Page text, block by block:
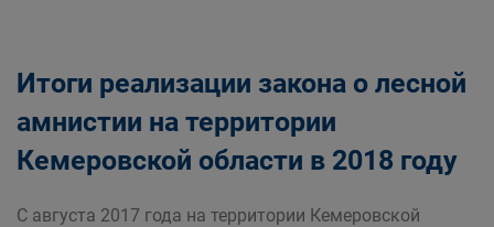
Итоги реализации закона о лесной
амнистии на территории
Кемеровской области в 2018 году
С августа 2017 года на территории Кемеровской